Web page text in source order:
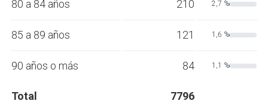
80 a 84 años 210 2,7 %
85 a 89 años 121 1,6 %
90 años o más 84 1,1 %
Total 7796